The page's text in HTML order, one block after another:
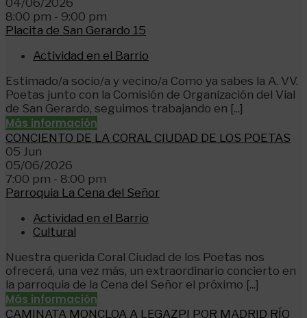
8:00 pm - 9:00 pm
Placita de San Gerardo 15
Actividad en el Barrio
Estimado/a socio/a y vecino/a Como ya sabes la A. VV.
Poetas junto con la Comisión de Organización del Vial
de San Gerardo, seguimos trabajando en [...]
Más información
CONCIENTO DE LA CORAL CIUDAD DE LOS POETAS
05 Jun
05/06/2026
7:00 pm - 8:00 pm
Parroquia La Cena del Señor
Actividad en el Barrio
Cultural
Nuestra querida Coral Ciudad de los Poetas nos
ofrecerá, una vez más, un extraordinario concierto en
la parroquia de la Cena del Señor el próximo [...]
Más información
CAMINATA MONCLOA A LEGAZPI POR MADRID RÍO